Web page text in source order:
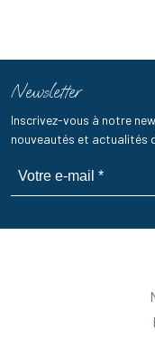
Newsletter
Inscrivez-vous à notre
nouveautés et actualités